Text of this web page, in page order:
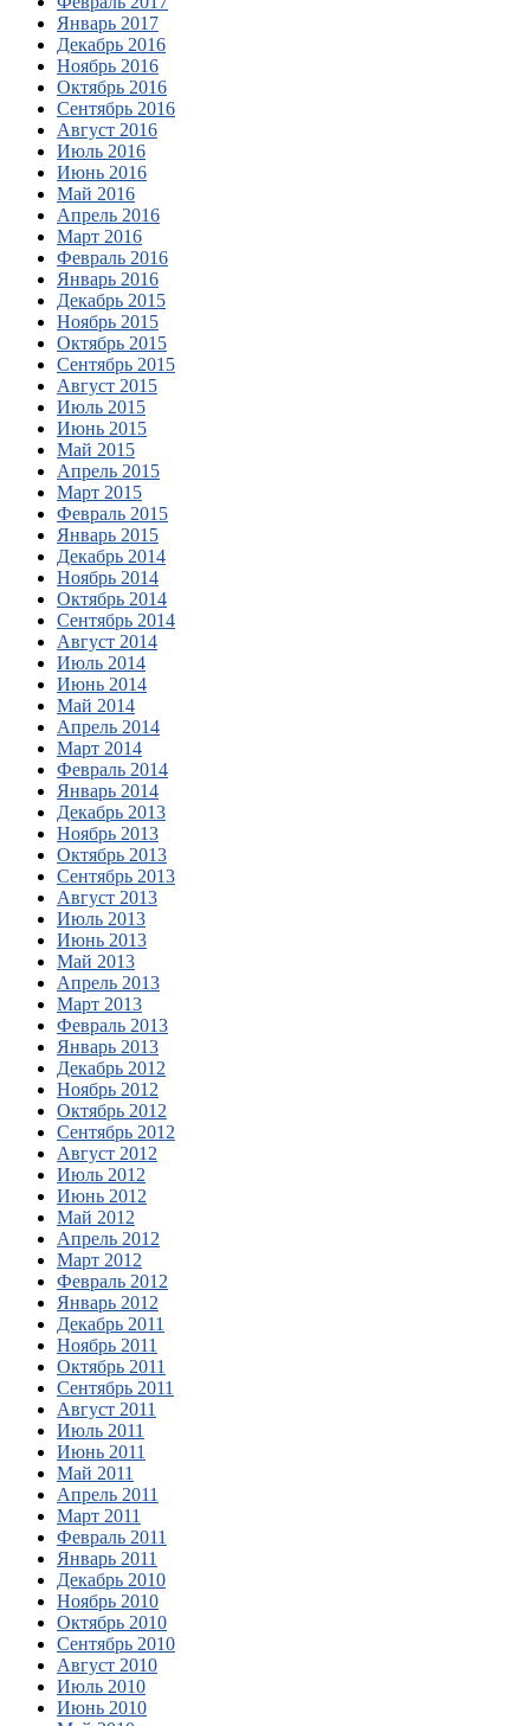
Январь 2017
Декабрь 2016
Ноябрь 2016
Октябрь 2016
Сентябрь 2016
Август 2016
Июль 2016
Июнь 2016
Май 2016
Апрель 2016
Март 2016
Февраль 2016
Январь 2016
Декабрь 2015
Ноябрь 2015
Октябрь 2015
Сентябрь 2015
Август 2015
Июль 2015
Июнь 2015
Май 2015
Апрель 2015
Март 2015
Февраль 2015
Январь 2015
Декабрь 2014
Ноябрь 2014
Октябрь 2014
Сентябрь 2014
Август 2014
Июль 2014
Июнь 2014
Май 2014
Апрель 2014
Март 2014
Февраль 2014
Январь 2014
Декабрь 2013
Ноябрь 2013
Октябрь 2013
Сентябрь 2013
Август 2013
Июль 2013
Июнь 2013
Май 2013
Апрель 2013
Март 2013
Февраль 2013
Январь 2013
Декабрь 2012
Ноябрь 2012
Октябрь 2012
Сентябрь 2012
Август 2012
Июль 2012
Июнь 2012
Май 2012
Апрель 2012
Март 2012
Февраль 2012
Январь 2012
Декабрь 2011
Ноябрь 2011
Октябрь 2011
Сентябрь 2011
Август 2011
Июль 2011
Июнь 2011
Май 2011
Апрель 2011
Март 2011
Февраль 2011
Январь 2011
Декабрь 2010
Ноябрь 2010
Октябрь 2010
Сентябрь 2010
Август 2010
Июль 2010
Июнь 2010